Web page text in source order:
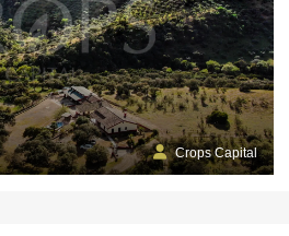
Crops Capital